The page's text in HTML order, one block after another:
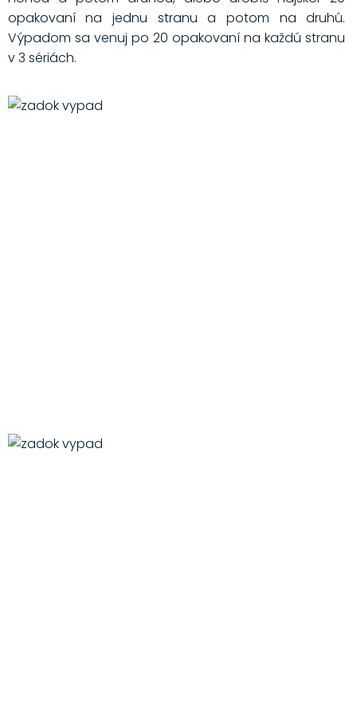
opakovaní na jednu stranu a potom na druhú.
Výpadom sa venuj po 20 opakovaní na každú stranu
v 3 sériách.